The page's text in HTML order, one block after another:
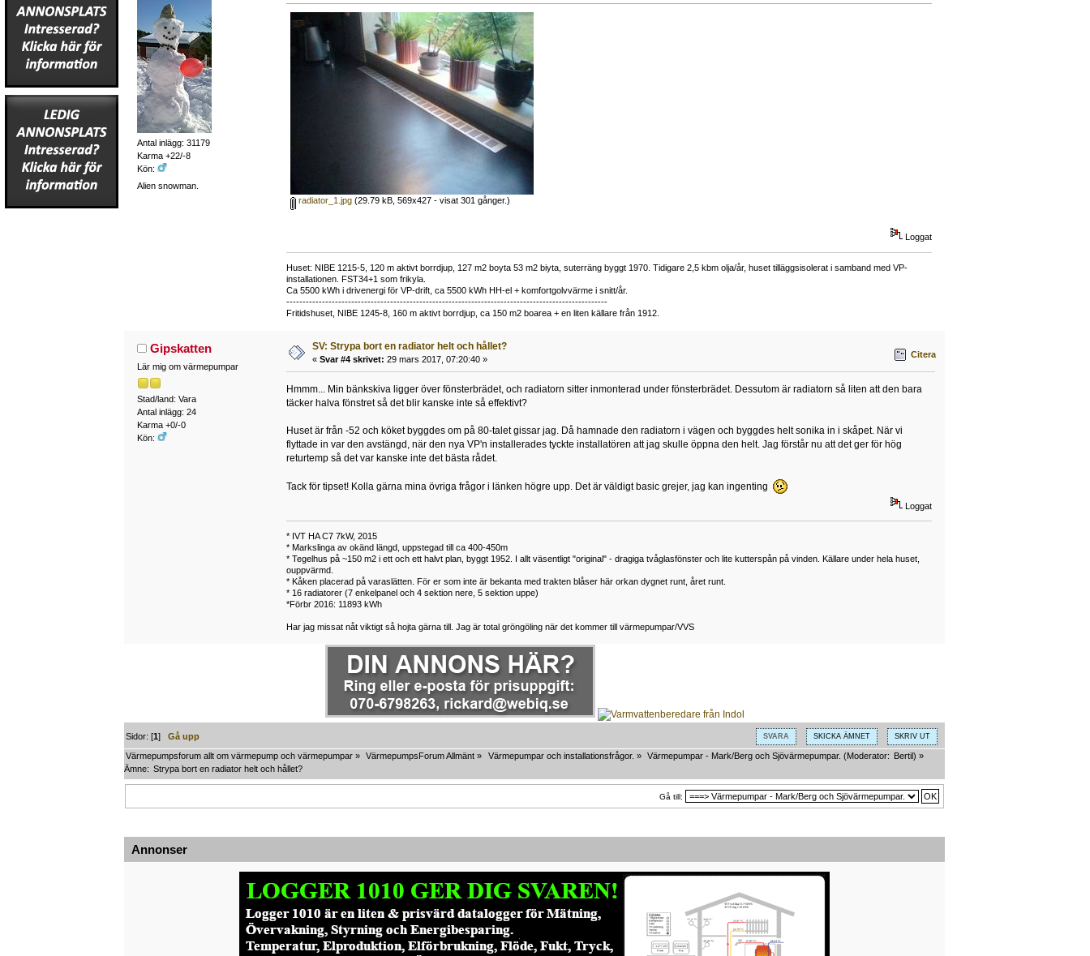
Antal inlägg: 31179
Karma +22/-8
Kön:
Alien snowman.
radiator_1.jpg(29.79 kB, 569x427 - visat 301 gånger.)
Loggat
Huset: NIBE 1215-5, 120 m aktivt borrdjup, 127 m2 boyta 53 m2 biyta, suterräng byggt 1970. Tidigare 2,5 kbm olja/år, huset tilläggsisolerat i samband med VP-
installationen. FST34+1 som frikyla.
Ca 5500 kWh i drivenergi för VP-drift, ca 5500 kWh HH-el + komfortgolvvärme i snitt/år.
---------------------------------------------------------------------------------------------------
Fritidshuset, NIBE 1245-8, 160 m aktivt borrdjup, ca 150 m2 boarea + en liten källare från 1912.
Gipskatten
Lär mig om värmepumpar
Stad/land: Vara
Antal inlägg: 24
Karma +0/-0
Kön:
SV: Strypa bort en radiator helt och hållet?
« Svar #4 skrivet: 29 mars 2017, 07:20:40 » Citera
Hmmm... Min bänkskiva ligger över fönsterbrädet, och radiatorn sitter inmonterad under fönsterbrädet. Dessutom är radiatorn så liten att den bara
täcker halva fönstret så det blir kanske inte så effektivt?
Huset är från -52 och köket byggdes om på 80-talet gissar jag. Då hamnade den radiatorn i vägen och byggdes helt sonika in i skåpet. När vi
flyttade in var den avstängd, när den nya VP'n installerades tyckte installatören att jag skulle öppna den helt. Jag förstår nu att det ger för hög
returtemp så det var kanske inte det bästa rådet.
Tack för tipset! Kolla gärna mina övriga frågor i länken högre upp. Det är väldigt basic grejer, jag kan ingenting
Loggat
* IVT HA C7 7kW, 2015
* Markslinga av okänd längd, uppstegad till ca 400-450m
* Tegelhus på ~150 m2 i ett och ett halvt plan, byggt 1952. I allt väsentligt "original" - dragiga tvåglasfönster och lite kutterspån på vinden. Källare under hela huset,
ouppvärmd.
* Kåken placerad på varaslätten. För er som inte är bekanta med trakten blåser här orkan dygnet runt, året runt.
* 16 radiatorer (7 enkelpanel och 4 sektion nere, 5 sektion uppe)
*Förbr 2016: 11893 kWh
Har jag missat nåt viktigt så hojta gärna till. Jag är total gröngöling när det kommer till värmepumpar/VVS
SVARA SKICKA ÄMNET SKRIV UT
Sidor: [1]Gå upp
Värmepumpsforum allt om värmepump och värmepumpar » VärmepumpsForum Allmänt » Värmepumpar och installationsfrågor. » Värmepumpar - Mark/Berg och Sjövärmepumpar. (Moderator: Bertil) »
Ämne: Strypa bort en radiator helt och hållet?
Gå till:
Annonser